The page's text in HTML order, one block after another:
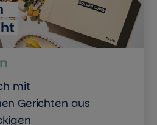
mit
Gerichten aus